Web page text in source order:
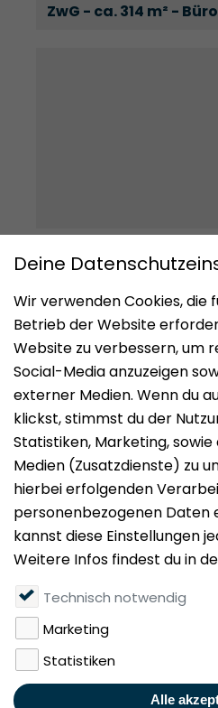
ZwG - ca. 314 m² - Büro
Impressum
Datenschutz
Nutzungsbedingungen
Mieten
Vermieten
Über uns
Presse
Geldwäschegesetz